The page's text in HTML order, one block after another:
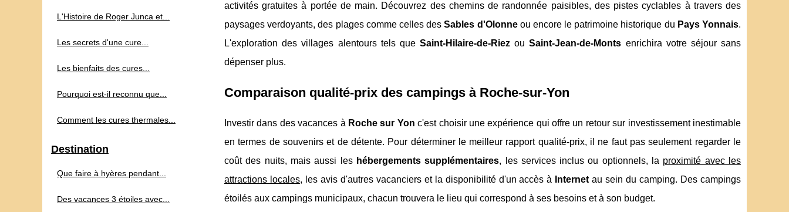
activités gratuites à portée de main. Découvrez des chemins de randonnée paisibles, des pistes cyclables à travers des
paysages verdoyants, des plages comme celles desSables d'Olonneou encore le patrimoine historique du Pays Yonnais.
L'exploration des villages alentours tels que Saint-Hilaire-de-Riez ouSaint-Jean-de-Monts enrichira votre séjour sans
dépenser plus.
Comparaison qualité-prix des campings à Roche-sur-Yon
Investir dans des vacances à Roche sur Yon c'est choisir une expérience qui offre un retour sur investissement inestimable
en termes de souvenirs et de détente. Pour déterminer le meilleur rapport qualité-prix, il ne faut pas seulement regarder le
coût des nuits, mais aussi les hébergements supplémentaires, les services inclus ou optionnels, la proximité avec les
attractions locales, les avis d'autres vacanciers et la disponibilité d'un accès à Internet au sein du camping. Des campings
étoilés aux campings municipaux, chacun trouvera le lieu qui correspond à ses besoins et à son budget.
L'Histoire de Roger Junca et...
Les secrets d'une cure...
Les bienfaits des cures...
Pourquoi est-il reconnu que...
Comment les cures thermales...
Destination
Que faire à hyères pendant...
Des vacances 3 étoiles avec...